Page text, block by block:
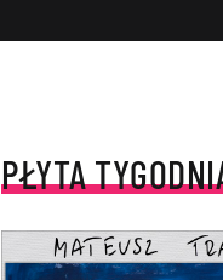
PŁYTA